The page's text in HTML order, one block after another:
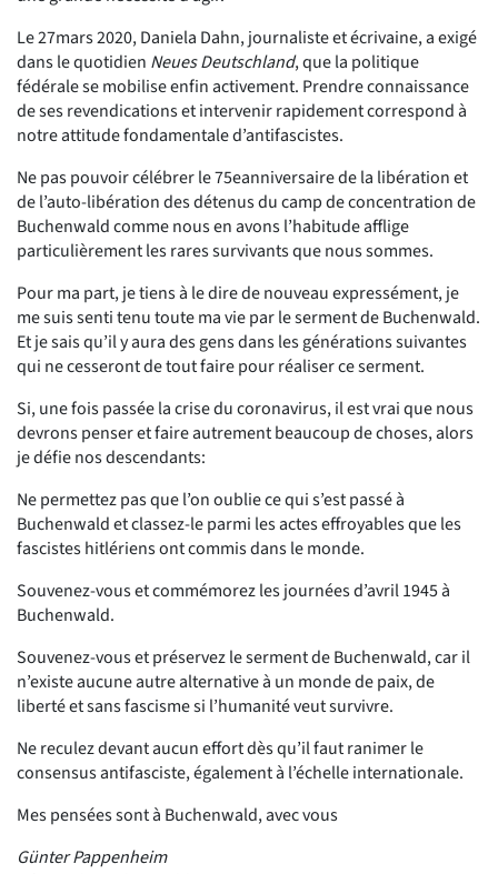
Le 27mars 2020, Daniela Dahn, journaliste et écrivaine, a exigé
dans le quotidien Neues Deutschland, que la politique
fédérale se mobilise enfin activement. Prendre connaissance
de ses revendications et intervenir rapidement correspond à
notre attitude fondamentale d’antifascistes.
Ne pas pouvoir célébrer le 75eanniversaire de la libération et
de l’auto-libération des détenus du camp de concentration de
Buchenwald comme nous en avons l’habitude afflige
particulièrement les rares survivants que nous sommes.
Pour ma part, je tiens à le dire de nouveau expressément, je
me suis senti tenu toute ma vie par le serment de Buchenwald.
Et je sais qu’il y aura des gens dans les générations suivantes
qui ne cesseront de tout faire pour réaliser ce serment.
Si, une fois passée la crise du coronavirus, il est vrai que nous
devrons penser et faire autrement beaucoup de choses, alors
je défie nos descendants:
Ne permettez pas que l’on oublie ce qui s’est passé à
Buchenwald et classez-le parmi les actes effroyables que les
fascistes hitlériens ont commis dans le monde.
Souvenez-vous et commémorez les journées d’avril 1945 à
Buchenwald.
Souvenez-vous et préservez le serment de Buchenwald, car il
n’existe aucune autre alternative à un monde de paix, de
liberté et sans fascisme si l’humanité veut survivre.
Ne reculez devant aucun effort dès qu’il faut ranimer le
consensus antifasciste, également à l’échelle internationale.
Mes pensées sont à Buchenwald, avec vous
Günter Pappenheim